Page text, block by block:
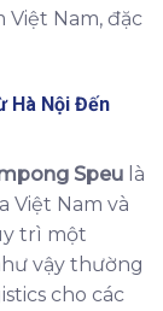
Nam, đặc
Hà Nội Đến
Speu là
Việt Nam và
trì một
vậy thường
cho các